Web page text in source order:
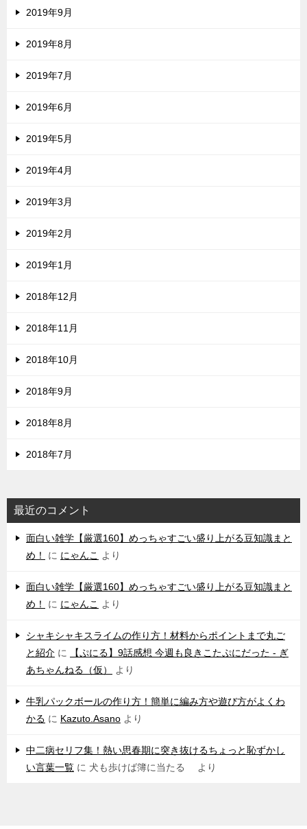
2019年9月
2019年8月
2019年7月
2019年6月
2019年5月
2019年4月
2019年3月
2019年2月
2019年1月
2018年12月
2018年11月
2018年10月
2018年9月
2018年8月
2018年7月
最近のコメント
‌面白い雑学【厳選160】めっちゃすごい盛り上がる豆知識まと
め！
に にゃんこ より
‌面白い雑学【厳選160】めっちゃすごい盛り上がる豆知識まと
め！
に にゃんこ より
シャキシャキスライムの作り方！材料からポイントまで丸ご
と紹介 に
【ぷにる】9話感想 今週も良きこたぷにだった - ぎ
あちゃんねる（仮）
より
牛乳パックボールの作り方！簡単に編み方や遊び方がよくわ
かる に Kazuto.Asano より
中二病セリフ集！熱い思春期に突き抜けるちょっと恥ずかし
い言葉一覧 に 犬も歩けば簿に当たる より